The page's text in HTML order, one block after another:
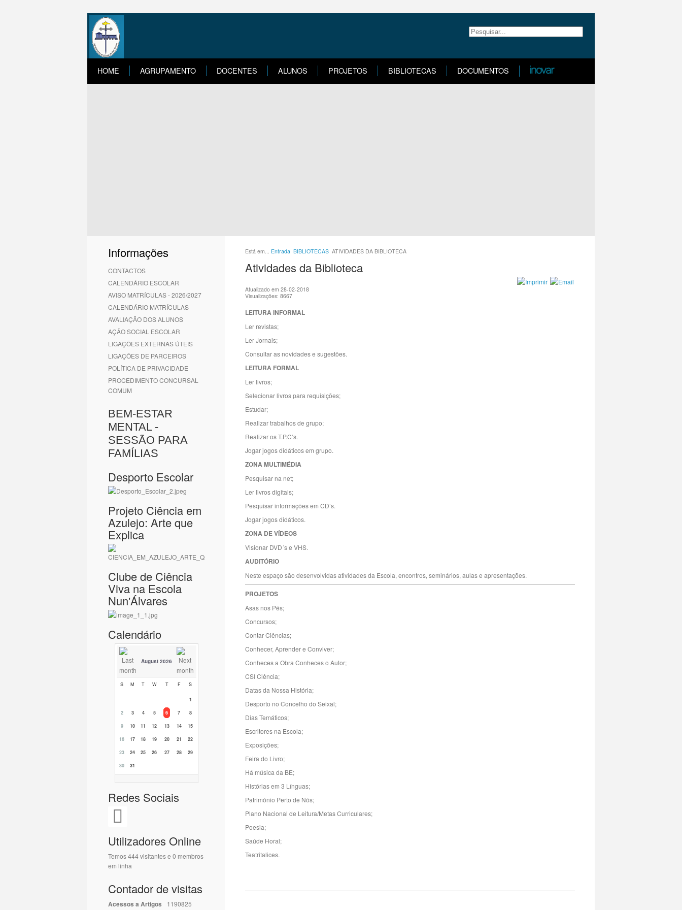
HOME AGRUPAMENTO DOCENTES ALUNOS PROJETOS BIBLIOTECAS DOCUMENTOS
Informações
CONTACTOS
CALENDÁRIO ESCOLAR
AVISO MATRÍCULAS - 2026/2027
CALENDÁRIO MATRÍCULAS
AVALIAÇÃO DOS ALUNOS
AÇÃO SOCIAL ESCOLAR
LIGAÇÕES EXTERNAS ÚTEIS
LIGAÇÕES DE PARCEIROS
POLÍTICA DE PRIVACIDADE
PROCEDIMENTO CONCURSAL
COMUM
BEM-ESTAR
MENTAL -
SESSÃO PARA
FAMÍLIAS
Desporto Escolar
Projeto Ciência em
Azulejo: Arte que
Explica
Clube de Ciência
Viva na Escola
Nun'Álvares
Calendário
August 2026
S M T W T F S
1
2
3 4 5 6 7
8
9
10 11 12 13 14
15
16
17 18 19 20 21
22
23
24 25 26 27 28
29
30
31
Redes Sociais
Utilizadores Online
Temos 444 visitantes e 0 membros
em linha
Contador de visitas
Acessos a Artigos 1190825
Está em... Entrada BIBLIOTECAS ATIVIDADES DA BIBLIOTECA
Atividades da Biblioteca
Atualizado em 28-02-2018
Visualizações: 8667
LEITURA INFORMAL
Ler revistas;
Ler Jornais;
Consultar as novidades e sugestões.
LEITURA FORMAL
Ler livros;
Selecionar livros para requisições;
Estudar;
Realizar trabalhos de grupo;
Realizar os T.P.C’s.
Jogar jogos didáticos em grupo.
ZONA MULTIMÉDIA
Pesquisar na net;
Ler livros digitais;
Pesquisar informações em CD’s.
Jogar jogos didáticos.
ZONA DE VÍDEOS
Visionar DVD´s e VHS.
AUDITÓRIO
Neste espaço são desenvolvidas atividades da Escola, encontros, seminários, aulas e apresentações.
PROJETOS
Asas nos Pés;
Concursos;
Contar Ciências;
Conhecer, Aprender e Conviver;
Conheces a Obra Conheces o Autor;
CSI Ciência;
Datas da Nossa História;
Desporto no Concelho do Seixal;
Dias Temáticos;
Escritores na Escola;
Exposições;
Feira do Livro;
Há música da BE;
Histórias em 3 Línguas;
Património Perto de Nós;
Plano Nacional de Leitura/Metas Curriculares;
Poesia;
Saúde Horal;
Teatritalices.